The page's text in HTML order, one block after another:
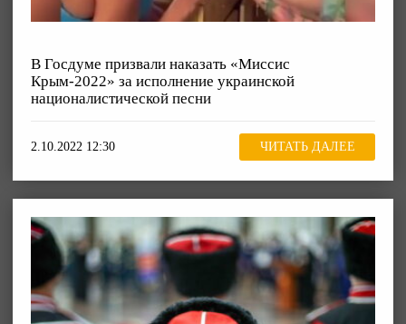
В Госдуме призвали наказать «Миссис
Крым-2022» за исполнение украинской
националистической песни
2.10.2022 12:30 ЧИТАТЬ ДАЛЕЕ